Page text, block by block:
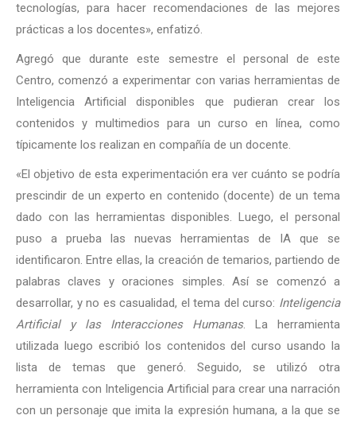
tecnologías, para hacer recomendaciones de las mejores
prácticas a los docentes», enfatizó.
Agregó que durante este semestre el personal de este
Centro, comenzó a experimentar con varias herramientas de
Inteligencia Artificial disponibles que pudieran crear los
contenidos y multimedios para un curso en línea, como
típicamente los realizan en compañía de un docente.
«El objetivo de esta experimentación era ver cuánto se podría
prescindir de un experto en contenido (docente) de un tema
dado con las herramientas disponibles. Luego, el personal
puso a prueba las nuevas herramientas de IA que se
identificaron. Entre ellas, la creación de temarios, partiendo de
palabras claves y oraciones simples. Así se comenzó a
desarrollar, y no es casualidad, el tema del curso: Inteligencia
Artificial y las Interacciones Humanas. La herramienta
utilizada luego escribió los contenidos del curso usando la
lista de temas que generó. Seguido, se utilizó otra
herramienta con Inteligencia Artificial para crear una narración
con un personaje que imita la expresión humana, a la que se